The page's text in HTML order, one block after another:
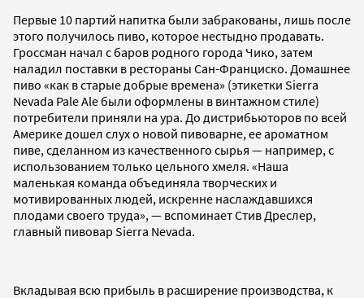
Первые 10 партий напитка были забракованы, лишь после
этого получилось пиво, которое нестыдно продавать.
Гроссман начал с баров родного города Чико, затем
наладил поставки в рестораны Сан-Франциско. Домашнее
пиво «как в старые добрые времена» (этикетки Sierra
Nevada Pale Ale были оформлены в винтажном стиле)
потребители приняли на ура. До дистрибьюторов по всей
Америке дошел слух о новой пивоварне, ее ароматном
пиве, сделанном из качественного сырья — например, с
использованием только цельного хмеля. «Наша
маленькая команда объединяла творческих и
мотивированных людей, искренне наслаждавшихся
плодами своего труда», — вспоминает Стив Дреслер,
главный пивовар Sierra Nevada.
Вкладывая всю прибыль в расширение производства, к